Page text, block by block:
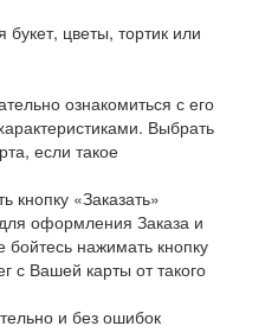
цветы, тортик или
ознакомиться с его
Выбрать
если такое
кнопку «Заказать»
оформления Заказа и
нажимать кнопку
с Вашей карты от такого
и без ошибок